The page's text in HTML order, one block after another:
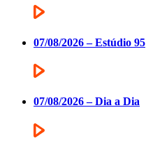
07/08/2026 – Estúdio 95
07/08/2026 – Dia a Dia